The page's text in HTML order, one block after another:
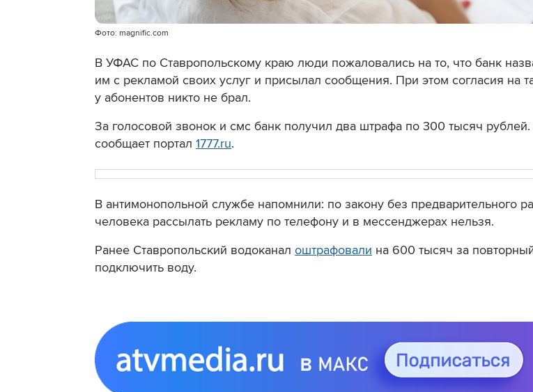
Фото: magnific.com
В УФАС по Ставропольскому краю люди пожаловались на то, что банк
им с рекламой своих услуг и присылал сообщения. При этом согласия на
у абонентов никто не брал.
За голосовой звонок и смс банк получил два штрафа по 300 тысяч
сообщает портал 1777.ru.
В антимонопольной службе напомнили: по закону без предварительного
человека рассылать рекламу по телефону и в мессенджерах нельзя.
Ранее Ставропольский водоканал оштрафовали на 600 тысяч за
подключить воду.